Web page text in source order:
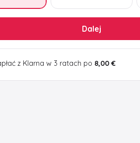
Dalej
z Klarna w 3 ratach po 8,00 €